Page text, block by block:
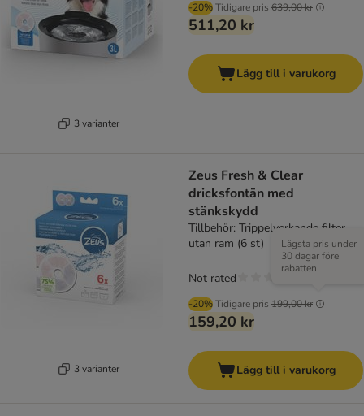
3 varianter
-20%Tidigare pris 639,00 kr
511,20 kr
Lägg till i varukorg
3 varianter
Zeus Fresh & Clear
dricksfontän med
stänkskydd
Tillbehör: Trippelverkande filter
utan ram (6 st)
-20%Tidigare pris 199,00 kr
Lägsta pris under
30 dagar före
rabatten
159,20 kr
Not rated
Lägg till i varukorg